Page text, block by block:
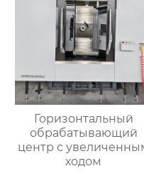
Горизонтальный
обрабатывающий
центр с
ходом